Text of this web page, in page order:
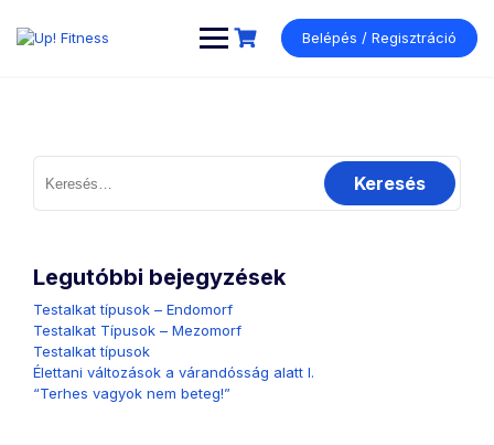
tartalomhoz
Belépés / Regisztráció
Keresés:
Legutóbbi bejegyzések
Testalkat típusok – Endomorf
Testalkat Típusok – Mezomorf
Testalkat típusok
Élettani változások a várandósság alatt I.
“Terhes vagyok nem beteg!”